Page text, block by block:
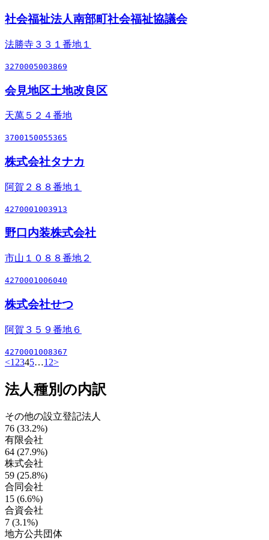
社会福祉法人南部町社会福祉協議会
法勝寺３３１番地１
3270005003869
会見地区土地改良区
天萬５２４番地
3700150055365
株式会社タナカ
阿賀２８８番地１
4270001003913
野口内装株式会社
市山１０８８番地２
4270001006040
株式会社せつ
阿賀３５９番地６
4270001008367
<1 2345…12>
法人種別の内訳
その他の設立登記法人
76 (33.2%)
有限会社
64 (27.9%)
株式会社
59 (25.8%)
合同会社
15 (6.6%)
合資会社
7 (3.1%)
地方公共団体